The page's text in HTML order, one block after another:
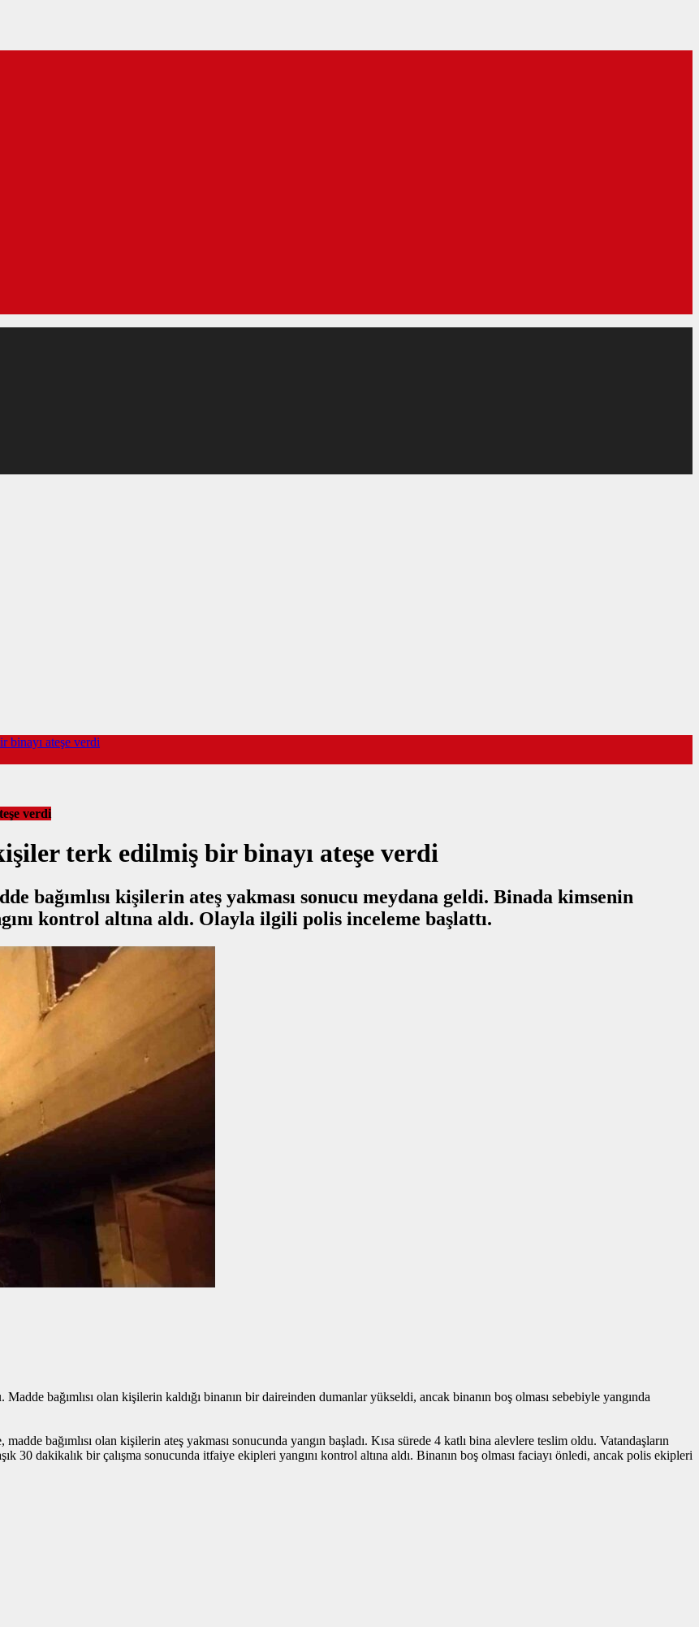
binayı ateşe verdi
verdi
terk edilmiş bir binayı ateşe verdi
bağımlısı kişilerin ateş yakması sonucu meydana geldi. Binada kimsenin
kontrol altına aldı. Olayla ilgili polis inceleme başlattı.
bağımlısı olan kişilerin kaldığı binanın bir daireinden dumanlar yükseldi, ancak binanın boş olması sebebiyle yangında
bağımlısı olan kişilerin ateş yakması sonucunda yangın başladı. Kısa sürede 4 katlı bina alevlere teslim oldu. Vatandaşların
30 dakikalık bir çalışma sonucunda itfaiye ekipleri yangını kontrol altına aldı. Binanın boş olması faciayı önledi, ancak polis ekipleri